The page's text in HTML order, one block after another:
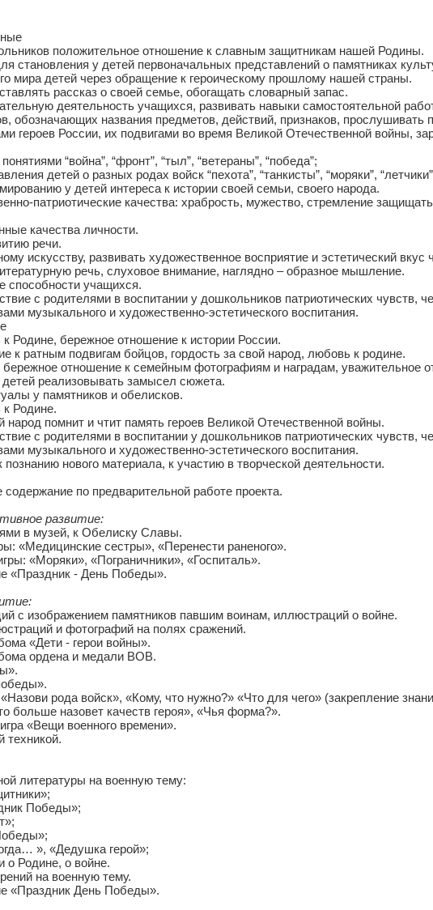
положительное отношение к славным защитникам нашей Родины.
становления у детей первоначальных представлений о памятниках
мира детей через обращение к героическому прошлому нашей страны.
рассказ о своей семье, обогащать словарный запас.
деятельность учащихся, развивать навыки самостоятельной
обозначающих названия предметов, действий, признаков, прослушивать
героев России, их подвигами во время Великой Отечественной войны,
“война”, “фронт”, “тыл”, “ветераны”, “победа”;
детей о разных родах войск “пехота”, “танкисты”, “моряки”,
у детей интереса к истории своей семьи, своего народа.
патриотические качества: храбрость, мужество, стремление
качества личности.
речи.
искусству, развивать художественное восприятие и эстетический
речь, слуховое внимание, наглядно – образное мышление.
способности учащихся.
с родителями в воспитании у дошкольников патриотических чувств,
музыкального и художественно-эстетического воспитания.
Родине, бережное отношение к истории России.
к ратным подвигам бойцов, гордость за свой народ, любовь к родине.
бережное отношение к семейным фотографиям и наградам, уважительное
реализовывать замысел сюжета.
у памятников и обелисков.
Родине.
народ помнит и чтит память героев Великой Отечественной войны.
с родителями в воспитании у дошкольников патриотических чувств,
музыкального и художественно-эстетического воспитания.
нового материала, к участию в творческой деятельности.
по предварительной работе проекта.
развитие:
в музей, к Обелиску Славы.
«Медицинские сестры», «Перенести раненого».
«Моряки», «Пограничники», «Госпиталь».
«Праздник - День Победы».
с изображением памятников павшим воинам, иллюстраций о войне.
и фотографий на полях сражений.
«Дети - герои войны».
ордена и медали ВОВ.
рода войск», «Кому, что нужно?» «Что для чего» (закрепление
больше назовет качеств героя», «Чья форма?».
«Вещи военного времени».
техникой.
литературы на военную тему:
Победы»;
», «Дедушка герой»;
о Родине, о войне.
на военную тему.
«Праздник День Победы».